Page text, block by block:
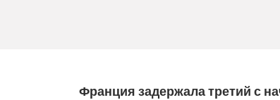
Франция задержала третий с